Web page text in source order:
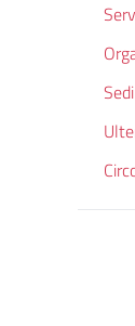
Sedi